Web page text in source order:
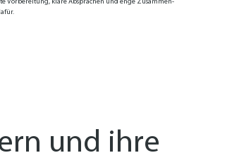
Vor­be­rei­tung, kla­re Ab­spra­chen und en­ge Zu­sam­men­
und ihre